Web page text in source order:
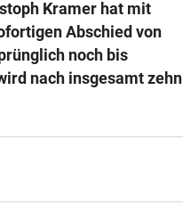
Kramer hat mit
Abschied von
noch bis
nach insgesamt zehn